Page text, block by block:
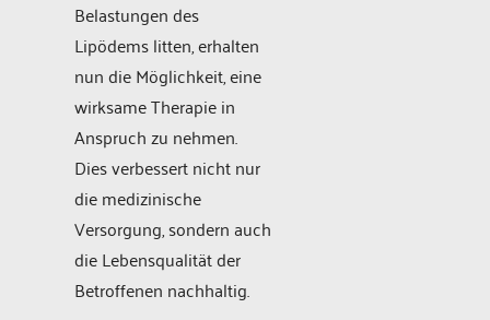
Belastungen des
Lipödems litten, erhalten
nun die Möglichkeit, eine
wirksame Therapie in
Anspruch zu nehmen.
Dies verbessert nicht nur
die medizinische
Versorgung, sondern auch
die Lebensqualität der
Betroffenen nachhaltig.